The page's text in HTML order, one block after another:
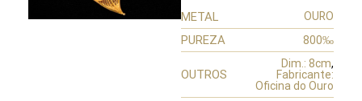
METAL OURO
PUREZA 800‰
OUTROS
Dim.: 8cm,
Fabricante:
Oficina do Ouro